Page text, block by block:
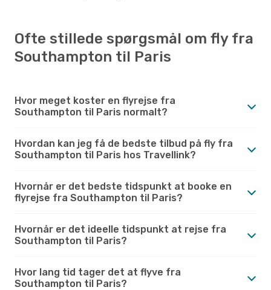
Ofte stillede spørgsmål om fly fra
Southampton til Paris
Hvor meget koster en flyrejse fra
Southampton til Paris normalt?
Hvordan kan jeg få de bedste tilbud på fly fra
Southampton til Paris hos Travellink?
Hvornår er det bedste tidspunkt at booke en
flyrejse fra Southampton til Paris?
Hvornår er det ideelle tidspunkt at rejse fra
Southampton til Paris?
Hvor lang tid tager det at flyve fra
Southampton til Paris?